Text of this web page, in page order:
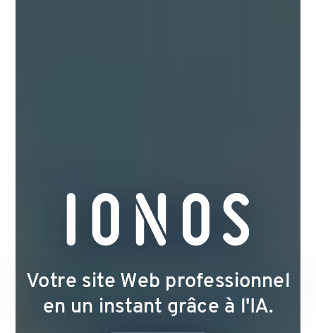
Votre site Web professionnel
en un instant grâce à l'IA.